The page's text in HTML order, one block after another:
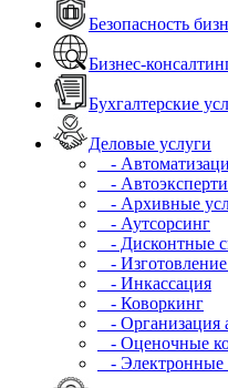
Безопасность
Бизнес-
Бухгалтерские
Деловые услуги
-
-
- Архивные
- Аутсорсинг
- Дисконтные
-
- Инкассация
- Коворкинг
- Организация
- Оценочные
- Электронные